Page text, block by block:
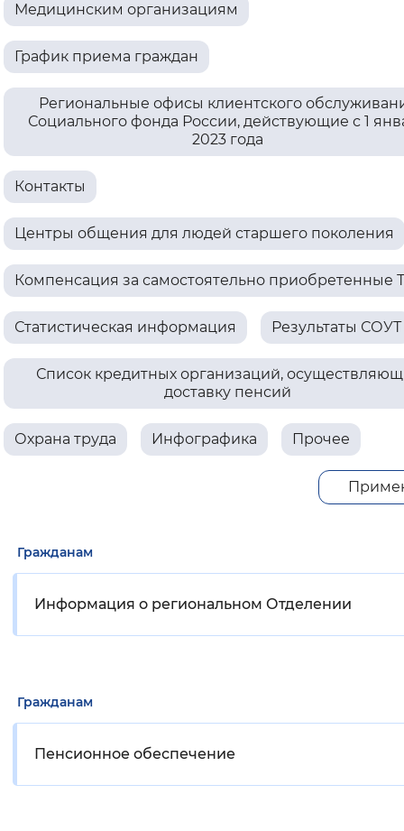
Цвет сайта
Монохромный
Изображения
Звуковой ассистент
Воспроизвести Остановить
Вернуть стандартные настройки
Медицинским организациям
График приема граждан
Региональные офисы клиентского
Социального фонда России, действующие с 1
2023 года
Контакты
Центры общения для людей старшего поколения
Компенсация за самостоятельно приобретенные
Статистическая информация Результаты СОУТ
Список кредитных организаций,
доставку пенсий
Охрана труда Инфографика Прочее
Гражданам
Информация о региональном Отделении
Гражданам
Пенсионное обеспечение